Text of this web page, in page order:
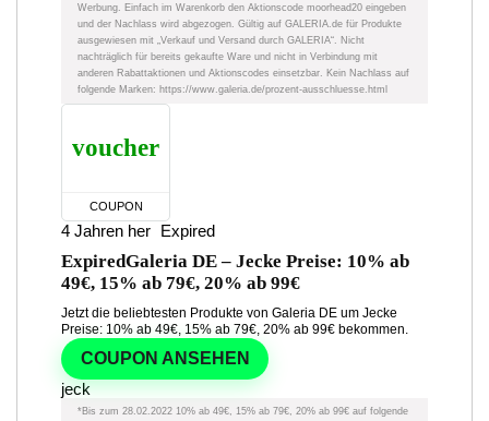
Werbung. Einfach im Warenkorb den Aktionscode moorhead20 eingeben
und der Nachlass wird abgezogen. Gültig auf GALERIA.de für Produkte
ausgewiesen mit „Verkauf und Versand durch GALERIA“. Nicht
nachträglich für bereits gekaufte Ware und nicht in Verbindung mit
anderen Rabattaktionen und Aktionscodes einsetzbar. Kein Nachlass auf
folgende Marken: https://www.galeria.de/prozent-ausschluesse.html
voucher
COUPON
4 Jahren her Expired
ExpiredGaleria DE – Jecke Preise: 10% ab
49€, 15% ab 79€, 20% ab 99€
Jetzt die beliebtesten Produkte von Galeria DE um Jecke
Preise: 10% ab 49€, 15% ab 79€, 20% ab 99€ bekommen.
COUPON ANSEHEN
jeck
*Bis zum 28.02.2022 10% ab 49€, 15% ab 79€, 20% ab 99€ auf folgende